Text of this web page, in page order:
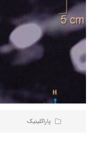
پاراکلینیک